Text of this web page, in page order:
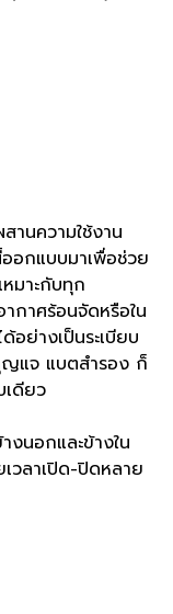
านความใช้งาน
อกแบบมาเพื่อช่วย
มาะกับทุก
ากาศร้อนจัดหรือใน
ย่างเป็นระเบียบ
ญแจ แบตสำรอง ก็
เดียว
นอกและข้างใน
วลาเปิด-ปิดหลาย